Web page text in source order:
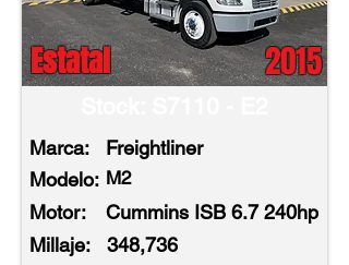
Estatal 2015
Marca:
Freightliner
Modelo: M2
Motor:
Cummins ISB 6.7 240hp
Millaje:
348,736